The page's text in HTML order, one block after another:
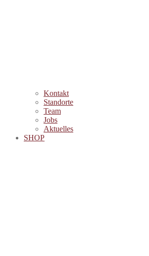
Kontakt
Standorte
Team
Jobs
Aktuelles
SHOP